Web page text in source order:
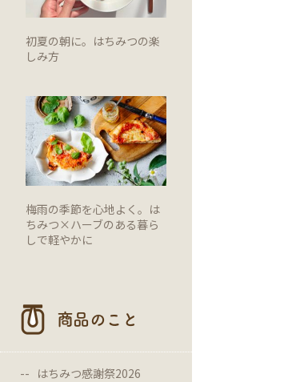
初夏の朝に。はちみつの楽
しみ方
梅雨の季節を心地よく。は
ちみつ×ハーブのある暮ら
しで軽やかに
商品のこと
はちみつ感謝祭2026